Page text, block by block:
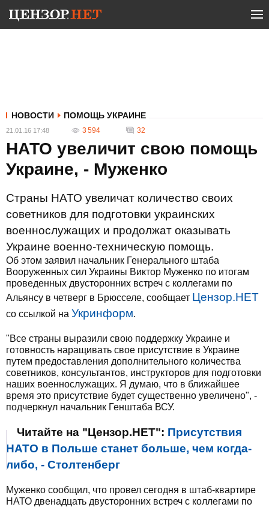
НОВОСТИ ПОМОЩЬ УКРАИНЕ
21.01.16 17:48 3 594 32
НАТО увеличит свою помощь
Украине, - Муженко
Страны НАТО увеличат количество своих
советников для подготовки украинских
военнослужащих и продолжат оказывать
Украине военно-техническую помощь.
Об этом заявил начальник Генерального штаба
Вооруженных сил Украины Виктор Муженко по итогам
проведенных двусторонних встреч с коллегами по
Альянсу в четверг в Брюсселе, сообщает Цензор.НЕТ
со ссылкой на Укринформ.
"Все страны выразили свою поддержку Украине и
готовность наращивать свое присутствие в Украине
путем предоставления дополнительного количества
советников, консультантов, инструкторов для подготовки
наших военнослужащих. Я думаю, что в ближайшее
время это присутствие будет существенно увеличено", -
подчеркнул начальник Генштаба ВСУ.
Читайте на "Цензор.НЕТ": Присутствия
НАТО в Польше станет больше, чем когда-
либо, - Столтенберг
Муженко сообщил, что провел сегодня в штаб-квартире
НАТО двенадцать двусторонних встреч с коллегами по